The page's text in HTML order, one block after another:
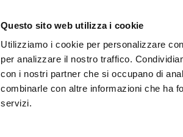
Questo sito web utilizza i cookie
Utilizziamo i cookie per personalizzare
per analizzare il nostro traffico.
con i nostri partner che si occupano di
combinarle con altre informazioni che ha
servizi.
PRODOTTI XMASTER